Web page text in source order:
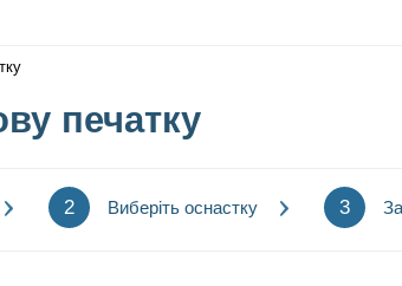
печатку
2 Виберіть оснастку 3